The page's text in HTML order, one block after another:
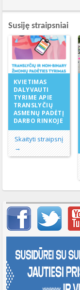
Susiję straipsniai
KVIETIMAS
DALYVAUTI
TYRIME APIE
TRANSLYČIŲ
ASMENŲ PADĖTĮ
DARBO RINKOJE
Skaityti straipsnį
→
Svarbių įrašų meniu